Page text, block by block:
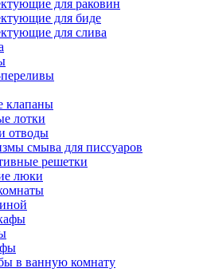
для раковин
для биде
для слива
клапаны
лотки
отводы
смыва для писсуаров
решетки
люки
в ванную комнату